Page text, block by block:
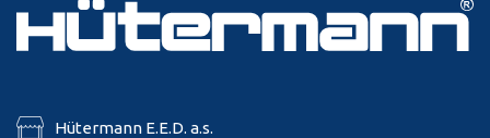
Hütermann E.E.D. a.s.